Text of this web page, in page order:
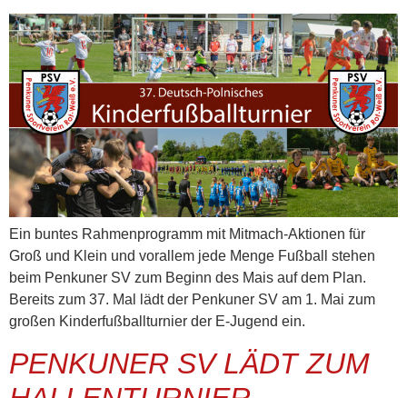
Ein buntes Rahmenprogramm mit Mitmach-Aktionen für
Groß und Klein und vorallem jede Menge Fußball stehen
beim Penkuner SV zum Beginn des Mais auf dem Plan.
Bereits zum 37. Mal lädt der Penkuner SV am 1. Mai zum
großen Kinderfußballturnier der E-Jugend ein.
PENKUNER SV LÄDT ZUM